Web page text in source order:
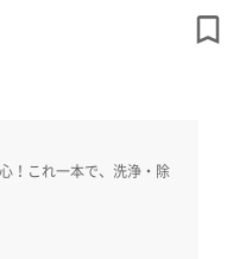
！これ一本で、洗浄・除